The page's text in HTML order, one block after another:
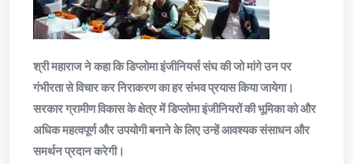
श्री महाराज ने कहा कि डिप्लोमा इंजीनियर्स संघ की जो मांगे उन पर
गंभीरता से विचार कर निराकरण का हर संभव प्रयास किया जायेगा।
सरकार ग्रामीण विकास के क्षेत्र में डिप्लोमा इंजीनियरों की भूमिका को और
अधिक महत्वपूर्ण और उपयोगी बनाने के लिए उन्हें आवश्यक संसाधन और
समर्थन प्रदान करेगी।